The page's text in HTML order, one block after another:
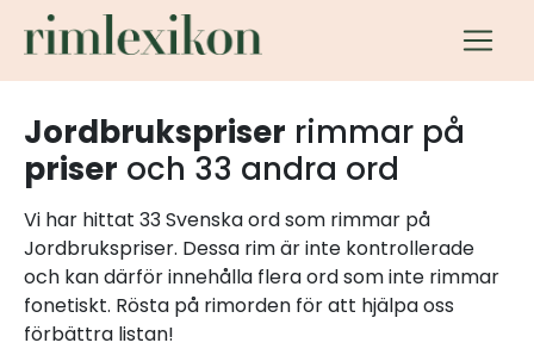
Jordbrukspriser rimmar på
priser och 33 andra ord
Vi har hittat 33 Svenska ord som rimmar på
Jordbrukspriser. Dessa rim är inte kontrollerade
och kan därför innehålla flera ord som inte rimmar
fonetiskt. Rösta på rimorden för att hjälpa oss
förbättra listan!